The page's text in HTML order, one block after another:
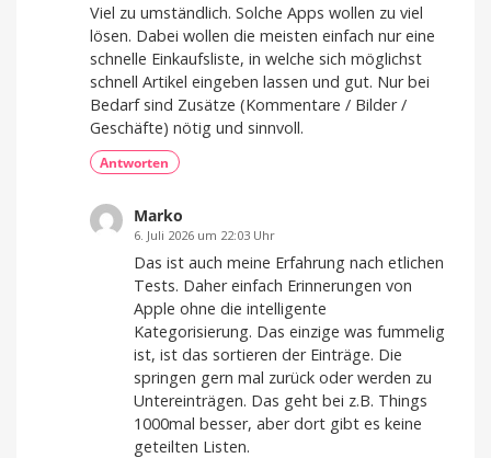
Viel zu umständlich. Solche Apps wollen zu viel
lösen. Dabei wollen die meisten einfach nur eine
schnelle Einkaufsliste, in welche sich möglichst
schnell Artikel eingeben lassen und gut. Nur bei
Bedarf sind Zusätze (Kommentare / Bilder /
Geschäfte) nötig und sinnvoll.
Antworten
Marko
6. Juli 2026 um 22:03 Uhr
Das ist auch meine Erfahrung nach etlichen
Tests. Daher einfach Erinnerungen von
Apple ohne die intelligente
Kategorisierung. Das einzige was fummelig
ist, ist das sortieren der Einträge. Die
springen gern mal zurück oder werden zu
Untereinträgen. Das geht bei z.B. Things
1000mal besser, aber dort gibt es keine
geteilten Listen.